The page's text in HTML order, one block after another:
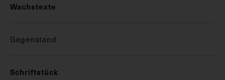
Wachstexte
Gegenstand
Schriftstück